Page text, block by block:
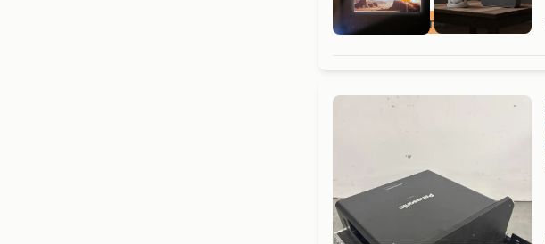
Duurzame Deal